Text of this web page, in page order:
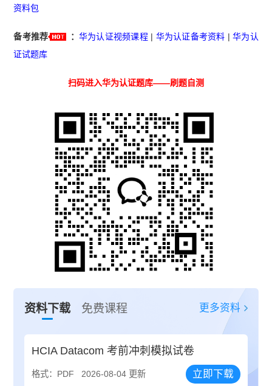
资料包
备考推荐 ： 华为认证视频课程| 华为认证备考资料 |华为认
证试题库
扫码进入华为认证题库——刷题自测
资料下载 免费课程 更多资料
HCIA Datacom 考前冲刺模拟试卷
格式：PDF 2026-08-04 更新 立即下载